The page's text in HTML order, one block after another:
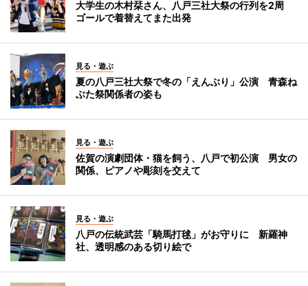
大学生の木村栞さん、八戸三社大祭の行列を2周
ゴールで着替えてまた出発
見る・遊ぶ
夏の八戸三社大祭で冬の「えんぶり」公演 青森ね
ぶた祭関係者の姿も
見る・遊ぶ
佐賀の演劇団体・猫を飼う、八戸で初公演 男女の
関係、ピアノや彫刻を交えて
見る・遊ぶ
八戸の伝統武芸「騎馬打毬」がお守りに 新羅神
社、透明感のある切り絵で